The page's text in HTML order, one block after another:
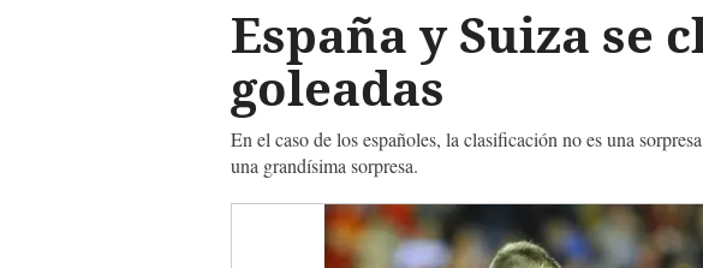
España y Suiza se
goleadas
En el caso de los españoles, la clasificación no es una
una grandísima sorpresa.